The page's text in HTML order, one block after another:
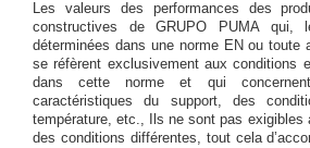
Les valeurs des performances des
constructives de GRUPO PUMA qui,
déterminées dans une norme EN ou toute
se réfèrent exclusivement aux conditions
dans cette norme et qui
caractéristiques du support, des
température, etc., Ils ne sont pas exigibles
des conditions différentes, tout cela